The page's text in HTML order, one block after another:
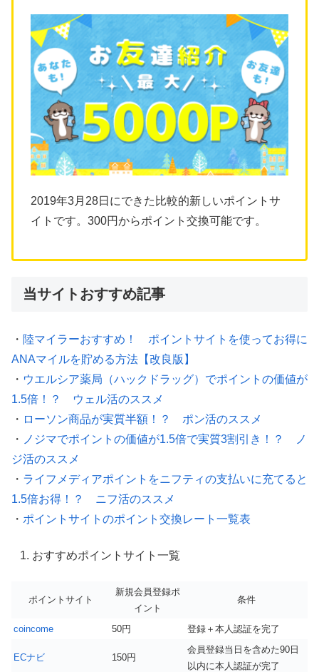
2019年3月28日にできた比較的新しいポイントサ
イトです。300円からポイント交換可能です。
当サイトおすすめ記事
・ 陸マイラーおすすめ！ ポイントサイトを使ってお得に
ANAマイルを貯める方法【改良版】
・ ウエルシア薬局（ハックドラッグ）でポイントの価値が
1.5倍！？ ウェル活のススメ
・ ローソン商品が実質半額！？ ポン活のススメ
・ ノジマでポイントの価値が1.5倍で実質3割引き！？ ノ
ジ活のススメ
・ ライフメディアポイントをニフティの支払いに充てると
1.5倍お得！？ ニフ活のススメ
・ ポイントサイトのポイント交換レート一覧表
おすすめポイントサイト一覧
ポイントサイト
新規会員登録ポ
イント
条件
coincome 50円 登録＋本人認証を完了
ECナビ 150円
会員登録当日を含めた90日
以内に本人認証が完了